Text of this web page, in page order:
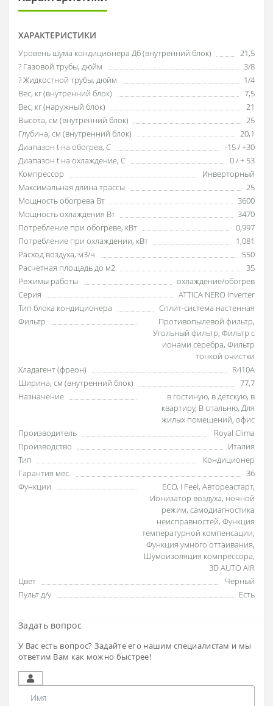
ХАРАКТЕРИСТИКИ
Уровень шума кондиционера Дб (внутренний блок)
21,5
? Газовой трубы, дюйм
3/8
? Жидкостной трубы, дюйм
1/4
Вес, кг (внутренний блок)
7,5
Вес, кг (наружный блок)
21
Высота, см (внутренний блок)
25
Глубина, см (внутренний блок)
20,1
Диапазон t на обогрев, С
-15 / +30
Диапазон t на охлаждение, С
0 / + 53
Компрессор
Инверторный
Максимальная длина трассы
25
Мощность обогрева Вт
3600
Мощность охлаждения Вт
3470
Потребление при обогреве, кВт
0,997
Потребление при охлаждении, кВт
1,081
Расход воздуха, м3/ч
550
Расчетная площадь до м2
35
Режимы работы
охлаждение/обогрев
Серия
ATTICA NERO Inverter
Тип блока кондиционера
Сплит-система настенная
Фильтр
Противопылевой фильтр,
Угольный фильтр, Фильтр с
ионами серебра, Фильтр
тонкой очистки
Хладагент (фреон)
R410A
Ширина, см (внутренний блок)
77,7
Назначение
в гостиную, в детскую, в
квартиру, В спальню, Для
жилых помещений, офис
Производитель
Royal Clima
Производство
Италия
Тип
Кондиционер
Гарантия мес.
36
Функции
ECO, I Feel, Автореастарт,
Ионизатор воздуха, ночной
режим, самодиагностика
неисправностей, Функция
температурной компенсации,
Функция умного оттаивания,
Шумоизоляция компрессора,
3D AUTO AIR
Цвет
Черный
Пульт д/у
Есть
Задать вопрос
У Вас есть вопрос? Задайте его нашим специалистам и мы
ответим Вам как можно быстрее!